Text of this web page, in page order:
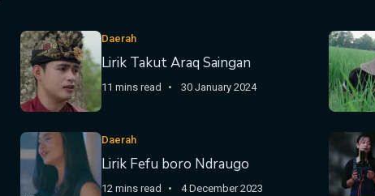
Daerah
Lirik Takut Araq Saingan
11 mins read 30 January 2024
Daerah
Lirik Fefu boro Ndraugo
12 mins read 4 December 2023